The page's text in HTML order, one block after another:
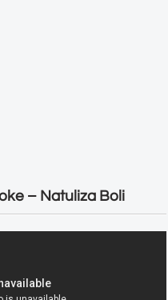
– Natuliza Boli